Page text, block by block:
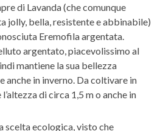
di Lavanda (che comunque
jolly, bella, resistente e abbinabile)
Eremofila argentata.
argentato, piacevolissimo al
mantiene la sua bellezza
anche in inverno. Da coltivare in
di circa 1,5 m o anche in
scelta ecologica, visto che